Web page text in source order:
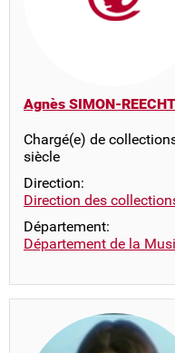
Agnès SIMON-REECHT
Chargé(e) de
siècle
Direction:
Direction des
Département:
Département de la